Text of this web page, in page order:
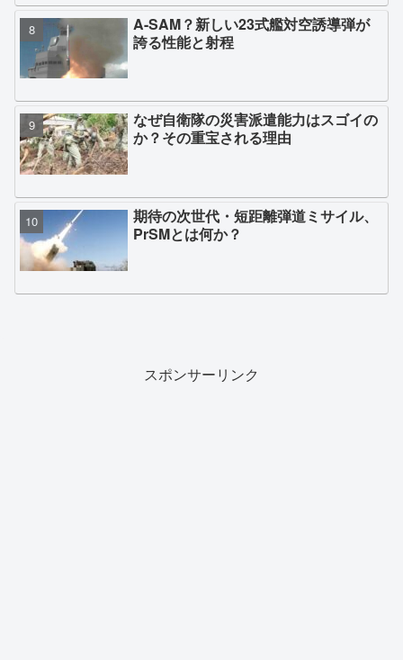
A-SAM？新しい23式艦対空誘導弾が
誇る性能と射程
なぜ自衛隊の災害派遣能力はスゴイの
か？その重宝される理由
期待の次世代・短距離弾道ミサイル、
PrSMとは何か？
スポンサーリンク